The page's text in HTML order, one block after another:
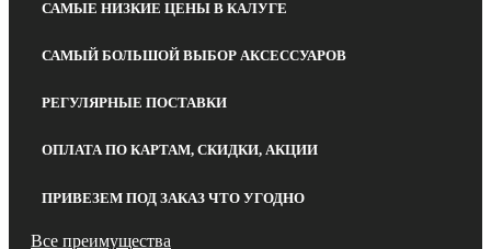
САМЫЕ НИЗКИЕ ЦЕНЫ В КАЛУГЕ
САМЫЙ БОЛЬШОЙ ВЫБОР АКСЕССУАРОВ
РЕГУЛЯРНЫЕ ПОСТАВКИ
ОПЛАТА ПО КАРТАМ, СКИДКИ, АКЦИИ
ПРИВЕЗЕМ ПОД ЗАКАЗ ЧТО УГОДНО
Все преимущества